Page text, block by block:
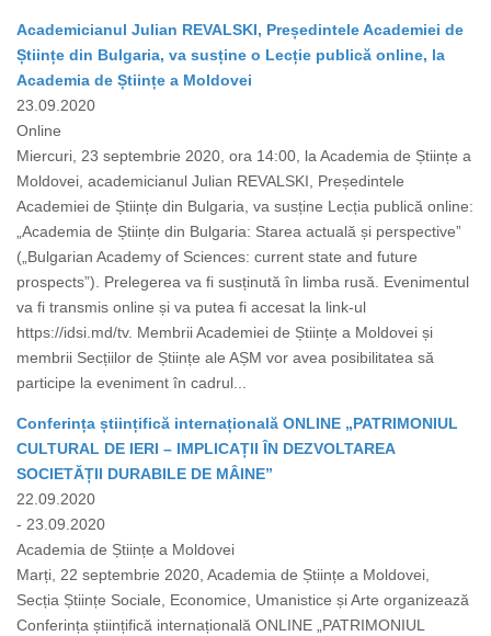
Academicianul Julian REVALSKI, Președintele Academiei de
Științe din Bulgaria, va susține o Lecție publică online, la
Academia de Științe a Moldovei
23.09.2020
Online
Miercuri, 23 septembrie 2020, ora 14:00, la Academia de Științe a
Moldovei, academicianul Julian REVALSKI, Președintele
Academiei de Științe din Bulgaria, va susține Lecția publică online:
„Academia de Științe din Bulgaria: Starea actuală și perspective”
(„Bulgarian Academy of Sciences: current state and future
prospects”). Prelegerea va fi susținută în limba rusă. Evenimentul
va fi transmis online și va putea fi accesat la link-ul
https://idsi.md/tv. Membrii Academiei de Științe a Moldovei și
membrii Secțiilor de Științe ale AȘM vor avea posibilitatea să
participe la eveniment în cadrul...
Conferința științifică internațională ONLINE „PATRIMONIUL
CULTURAL DE IERI – IMPLICAȚII ÎN DEZVOLTAREA
SOCIETĂȚII DURABILE DE MÂINE”
22.09.2020
- 23.09.2020
Academia de Științe a Moldovei
Marți, 22 septembrie 2020, Academia de Științe a Moldovei,
Secția Științe Sociale, Economice, Umanistice și Arte organizează
Conferința științifică internațională ONLINE „PATRIMONIUL